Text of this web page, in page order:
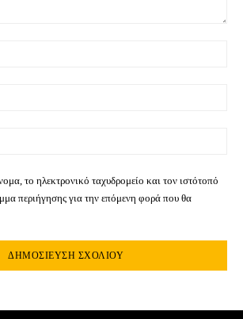
το ηλεκτρονικό ταχυδρομείο και τον ιστότοπό
περιήγησης για την επόμενη φορά που θα